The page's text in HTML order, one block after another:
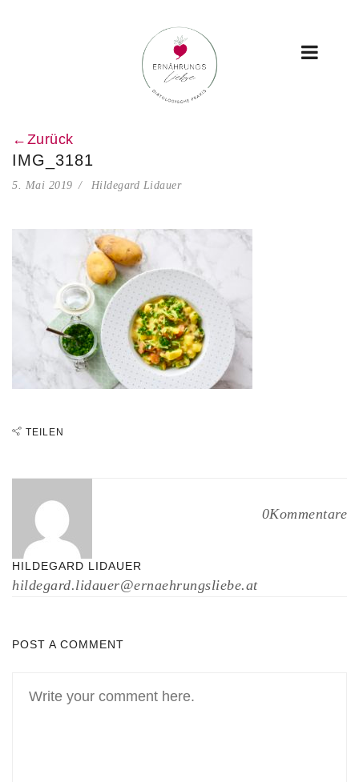
←Zurück
IMG_3181
5. Mai 2019 Hildegard Lidauer
TEILEN
HILDEGARD LIDAUER
hildegard.lidauer@ernaehrungsliebe.at
0Kommentare
POST A COMMENT